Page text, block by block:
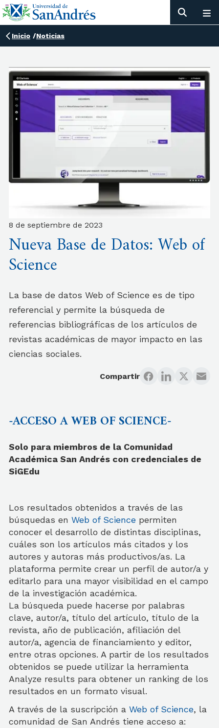
Inicio /Noticias
8 de septiembre de 2023
Nueva Base de Datos: Web of
Science
La base de datos Web of Science es de tipo
referencial y permite la búsqueda de
referencias bibliográficas de los artículos de
revistas académicas de mayor impacto en las
ciencias sociales.
Compartir
-ACCESO A WEB OF SCIENCE-
Solo para miembros de la Comunidad
Académica San Andrés con credenciales de
SiGEdu
Los resultados obtenidos a través de las
búsquedas en Web of Science permiten
conocer el desarrollo de distintas disciplinas,
cuáles son los artículos más citados y los
autores y autoras más productivos/as. La
plataforma permite crear un perfil de autor/a y
editarlo para una mayor visibilidad en el campo
de la investigación académica.
La búsqueda puede hacerse por palabras
clave, autor/a, título del artículo, título de la
revista, año de publicación, afiliación del
autor/a, agencia de financiamiento y editor,
entre otras opciones. A partir de los resultados
obtenidos se puede utilizar la herramienta
Analyze results para obtener un ranking de los
resultados en un formato visual.
A través de la suscripción a Web of Science, la
comunidad de San Andrés tiene acceso a: